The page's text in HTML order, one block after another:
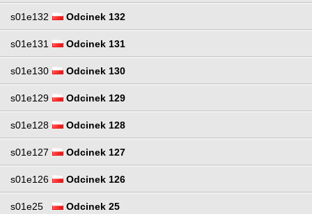
s01e132 Odcinek 132
s01e131 Odcinek 131
s01e130 Odcinek 130
s01e129 Odcinek 129
s01e128 Odcinek 128
s01e127 Odcinek 127
s01e126 Odcinek 126
s01e25 Odcinek 25